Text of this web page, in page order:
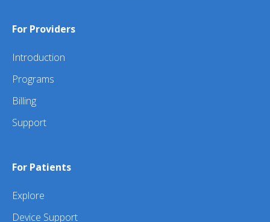
For Providers
Introduction
Programs
Billing
Support
For Patients
Explore
Device Support